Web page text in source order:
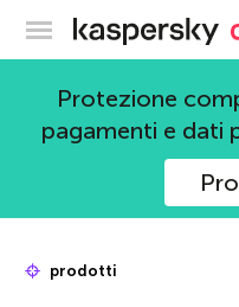
Protezione
pagamenti e dati
prodotti